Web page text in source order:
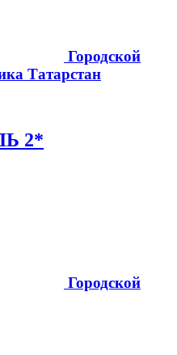
Городской
Татарстан
2*
Городской